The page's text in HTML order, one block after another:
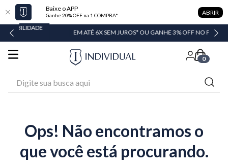
Baixe o APP
Ganhe 20% OFF na 1 COMPRA* ABRIR
EM ATÉ 6X SEM JUROS* OU GANHE 3% OFF NO PIX
0
Ops! Não encontramos o
que você está procurando.